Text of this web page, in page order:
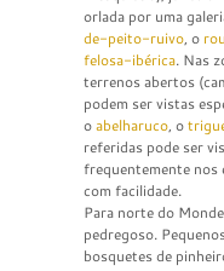
orlada por uma
de-peito-ruivo, o
felosa-ibérica. Nas
terrenos abertos
podem ser vistas
oabelharuco, o
referidas pode ser
frequentemente nos
com facilidade.
Para norte do
pedregoso.
bosquetes de